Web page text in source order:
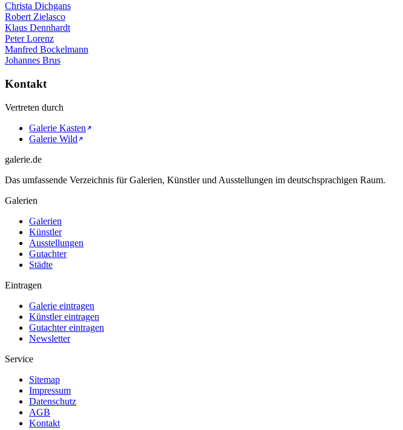
Christa Dichgans
Robert Zielasco
Klaus Dennhardt
Peter Lorenz
Manfred Bockelmann
Johannes Brus
Kontakt
Vertreten durch
Galerie Kasten
Galerie Wild
galerie.de
Das umfassende Verzeichnis für Galerien, Künstler und Ausstellungen im deutschsprachigen Raum.
Galerien
Galerien
Künstler
Ausstellungen
Gutachter
Städte
Eintragen
Galerie eintragen
Künstler eintragen
Gutachter eintragen
Newsletter
Service
Sitemap
Impressum
Datenschutz
AGB
Kontakt